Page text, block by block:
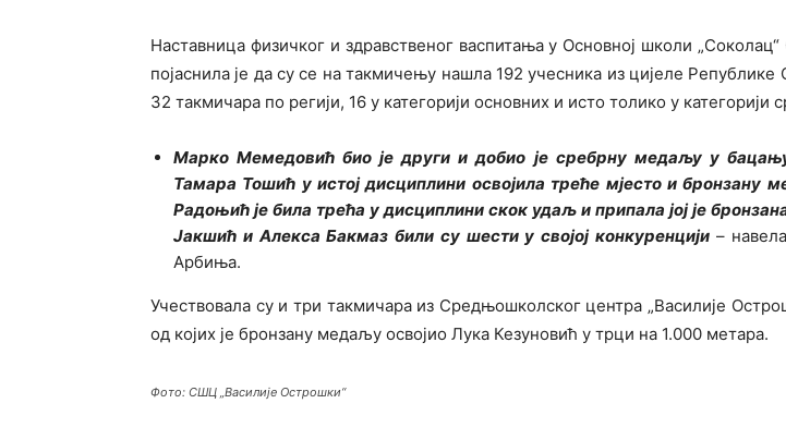
Наставница физичког и здравственог васпитања у Основној школи
појаснила је да су се на такмичењу нашла 192 учесника из цијеле Републике
32 такмичара по регији, 16 у категорији основних и исто толико у категорији
Марко Мемедовић био је други и добио је сребрну медаљу у
Тамара Тошић у истој дисциплини освојила треће мјесто и бронзану
Радоњић је била трећа у дисциплини скок удаљ и припала јој је
Јакшић и Алекса Бакмаз били су шести у својој конкуренцији –
Арбиња.
Учествовала су и три такмичара из Средњошколског центра „Василије
од којих је бронзану медаљу освојио Лука Кезуновић у трци на 1.000 метара.
Фото: СШЦ „Василије Острошки“